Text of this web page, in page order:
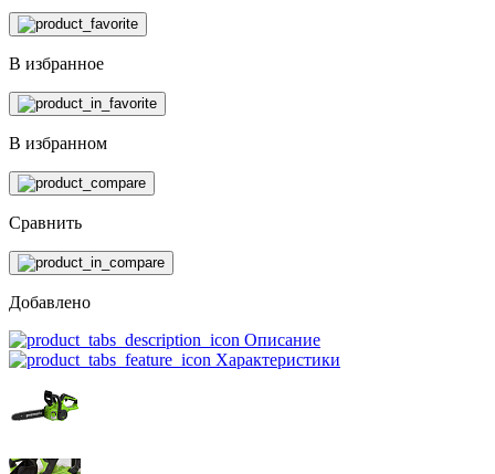
В избранное
В избранном
Сравнить
Добавлено
Описание
Характеристики